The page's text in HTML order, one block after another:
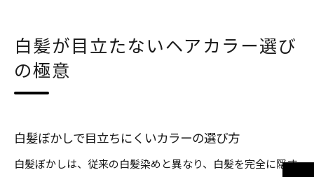
白髪が目立たないヘアカラー選び
の極意
白髪ぼかしで目立ちにくいカラーの選び方
白髪ぼかしは、従来の白髪染めと異なり、白髪を完全に隠す